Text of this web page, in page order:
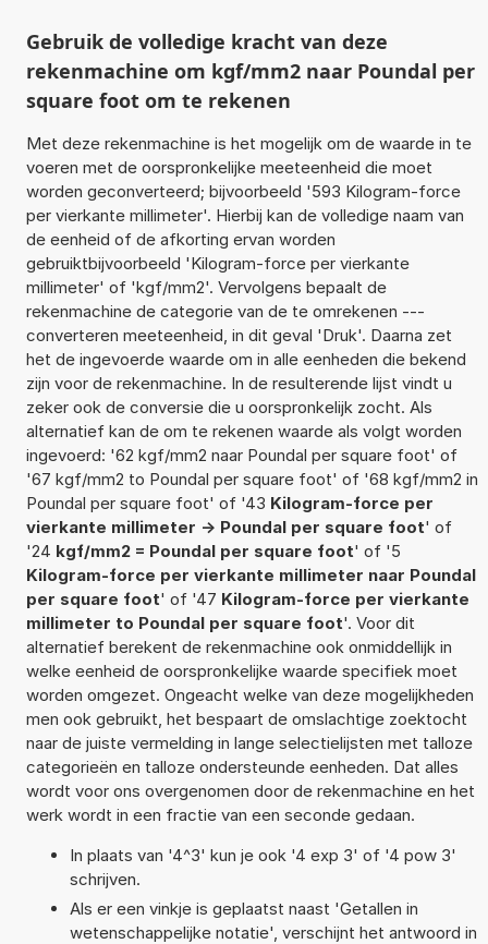
Gebruik de volledige kracht van deze
rekenmachine om kgf/mm2 naar Poundal per
square foot om te rekenen
Met deze rekenmachine is het mogelijk om de waarde in te
voeren met de oorspronkelijke meeteenheid die moet
worden geconverteerd; bijvoorbeeld '593 Kilogram-force
per vierkante millimeter'. Hierbij kan de volledige naam van
de eenheid of de afkorting ervan worden
gebruiktbijvoorbeeld 'Kilogram-force per vierkante
millimeter' of 'kgf/mm2'. Vervolgens bepaalt de
rekenmachine de categorie van de te omrekenen ---
converteren meeteenheid, in dit geval 'Druk'. Daarna zet
het de ingevoerde waarde om in alle eenheden die bekend
zijn voor de rekenmachine. In de resulterende lijst vindt u
zeker ook de conversie die u oorspronkelijk zocht. Als
alternatief kan de om te rekenen waarde als volgt worden
ingevoerd: '62 kgf/mm2 naar Poundal per square foot' of
'67 kgf/mm2 to Poundal per square foot' of '68 kgf/mm2 in
Poundal per square foot' of '43 Kilogram-force per
vierkante millimeter -> Poundal per square foot' of
'24 kgf/mm2 = Poundal per square foot' of '5
Kilogram-force per vierkante millimeter naar Poundal
per square foot' of '47 Kilogram-force per vierkante
millimeter to Poundal per square foot'. Voor dit
alternatief berekent de rekenmachine ook onmiddellijk in
welke eenheid de oorspronkelijke waarde specifiek moet
worden omgezet. Ongeacht welke van deze mogelijkheden
men ook gebruikt, het bespaart de omslachtige zoektocht
naar de juiste vermelding in lange selectielijsten met talloze
categorieën en talloze ondersteunde eenheden. Dat alles
wordt voor ons overgenomen door de rekenmachine en het
werk wordt in een fractie van een seconde gedaan.
In plaats van '4^3' kun je ook '4 exp 3' of '4 pow 3'
schrijven.
Als er een vinkje is geplaatst naast 'Getallen in
wetenschappelijke notatie', verschijnt het antwoord in